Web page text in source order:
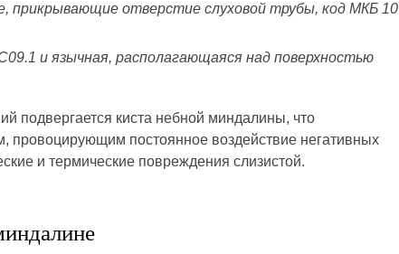
прикрывающие отверстие слуховой трубы, код МКБ 10
и язычная, располагающаяся над поверхностью
подвергается киста небной миндалины, что
провоцирующим постоянное воздействие негативных
и термические повреждения слизистой.